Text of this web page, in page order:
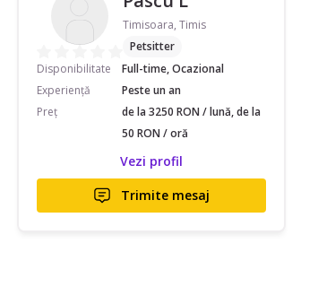
Timisoara, Timis
Petsitter
Disponibilitate
Full-time, Ocazional
Experiență
Peste un an
Preț
de la 3250 RON / lună, de la
50 RON / oră
Vezi profil
Trimite mesaj